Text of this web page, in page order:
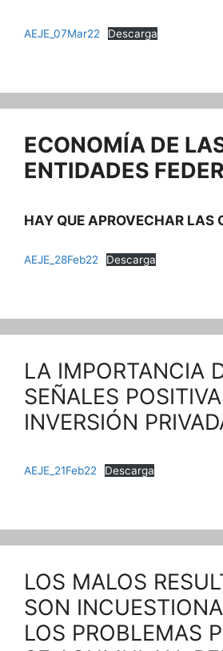
AEJE_07Mar22 Descarga
ECONOMÍA DE
ENTIDADES
HAY QUE APROVECHAR LAS
AEJE_28Feb22 Descarga
LA IMPORTANCIA
SEÑALES
INVERSIÓN
AEJE_21Feb22 Descarga
LOS MALOS
SON
LOS PROBLEMAS